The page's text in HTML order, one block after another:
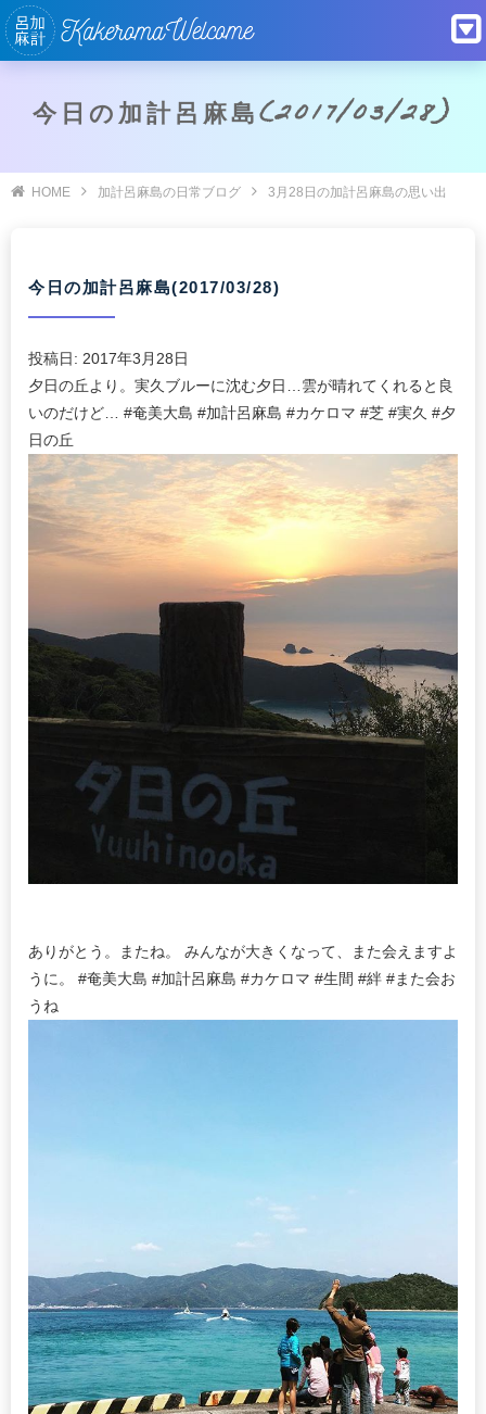
今日の加計呂麻島(2017/03/28)
HOME 加計呂麻島の日常ブログ 3月28日の加計呂麻島の思い出
今日の加計呂麻島(2017/03/28)
投稿日: 2017年3月28日
夕日の丘より。実久ブルーに沈む夕日…雲が晴れてくれると良
いのだけど… #奄美大島 #加計呂麻島 #カケロマ #芝 #実久 #夕
日の丘
ありがとう。またね。 みんなが大きくなって、また会えますよ
うに。 #奄美大島 #加計呂麻島 #カケロマ #生間 #絆 #また会お
うね